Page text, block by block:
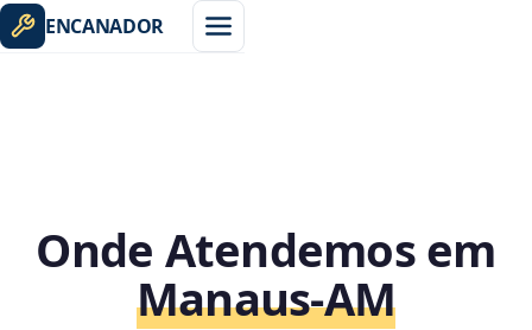
ENCANADOR
Onde Atendemos em
Manaus‑AM